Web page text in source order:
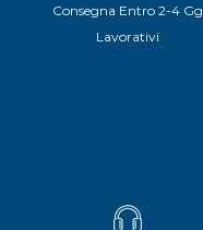
Consegna Entro 2-4 Gg
Lavorativi